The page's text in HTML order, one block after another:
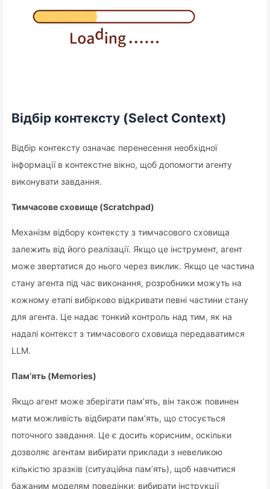
Відбір контексту (Select Context)
Відбір контексту означає перенесення необхідної
інформації в контекстне вікно, щоб допомогти агенту
виконувати завдання.
Тимчасове сховище (Scratchpad)
Механізм відбору контексту з тимчасового сховища
залежить від його реалізації. Якщо це інструмент, агент
може звертатися до нього через виклик. Якщо це частина
стану агента під час виконання, розробники можуть на
кожному етапі вибірково відкривати певні частини стану
для агента. Це надає тонкий контроль над тим, як на
надалі контекст з тимчасового сховища передаватимся
LLM.
Пам’ять (Memories)
Якщо агент може зберігати пам’ять, він також повинен
мати можливість відбирати пам’ять, що стосується
поточного завдання. Це є досить корисним, оскільки
дозволяє агентам вибирати приклади з невеликою
кількістю зразків (ситуаційна пам’ять), щоб навчитися
бажаним моделям поведінки; вибирати інструкції